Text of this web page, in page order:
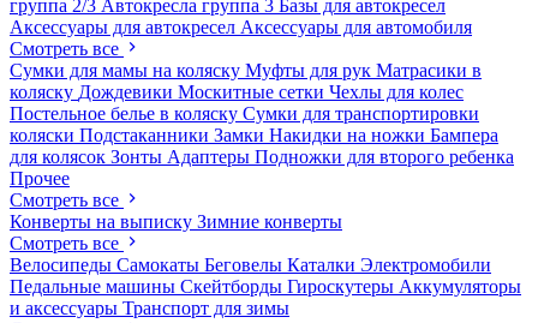
группа 2/3 Автокресла группа 3 Базы для автокресел
Аксессуары для автокресел Аксессуары для автомобиля
Смотреть все
Сумки для мамы на коляску Муфты для рук Матрасики в
коляску Дождевики Москитные сетки Чехлы для колес
Постельное белье в коляску Сумки для транспортировки
коляски Подстаканники Замки Накидки на ножки Бампера
для колясок Зонты Адаптеры Подножки для второго ребенка
Прочее
Смотреть все
Конверты на выписку Зимние конверты
Смотреть все
Велосипеды Самокаты Беговелы Каталки Электромобили
Педальные машины Скейтборды Гироскутеры Аккумуляторы
и аксессуары Транспорт для зимы